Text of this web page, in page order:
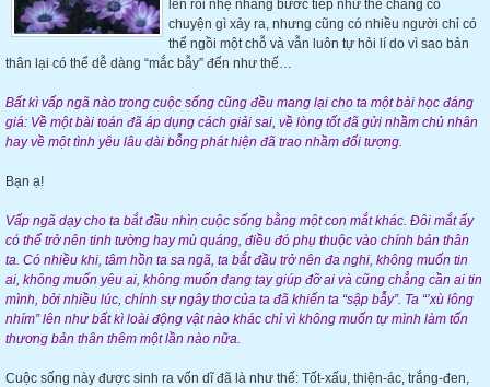
lên rồi nhẹ nhàng bước tiếp như thể chẳng có
chuyện gì xảy ra, nhưng cũng có nhiều người chỉ có
thể ngồi một chỗ và vẫn luôn tự hỏi lí do vì sao bản
thân lại có thể dễ dàng “mắc bẫy” đến như thế…
Bất kì vấp ngã nào trong cuộc sống cũng đều mang lại cho ta một bài học đáng
giá: Về một bài toán đã áp dụng cách giải sai, về lòng tốt đã gửi nhầm chủ nhân
hay về một tình yêu lâu dài bỗng phát hiện đã trao nhầm đối tượng.
Bạn ạ!
Vấp ngã dạy cho ta bắt đầu nhìn cuộc sống bằng một con mắt khác. Đôi mắt ấy
có thể trở nên tinh tường hay mù quáng, điều đó phụ thuộc vào chính bản thân
ta. Có nhiều khi, tâm hồn ta sa ngã, ta bắt đầu trở nên đa nghi, không muốn tin
ai, không muốn yêu ai, không muốn dang tay giúp đỡ ai và cũng chẳng cần ai tin
mình, bởi nhiều lúc, chính sự ngây thơ của ta đã khiến ta “sập bẫy”. Ta “’xù lông
nhím” lên như bất kì loài động vật nào khác chỉ vì không muốn tự mình làm tổn
thương bản thân thêm một lần nào nữa.
Cuộc sống này được sinh ra vốn dĩ đã là như thế: Tốt-xấu, thiện-ác, trắng-đen,